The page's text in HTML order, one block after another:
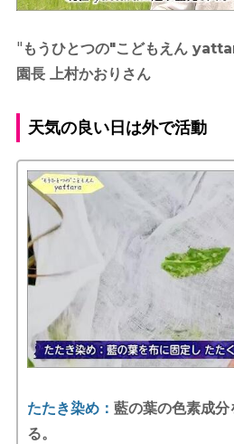
" もうひとつの"こどもえん
園長 上村かおりさん
天気の良い日は外で活動
たたき染め： 藍の葉の色素成
る。